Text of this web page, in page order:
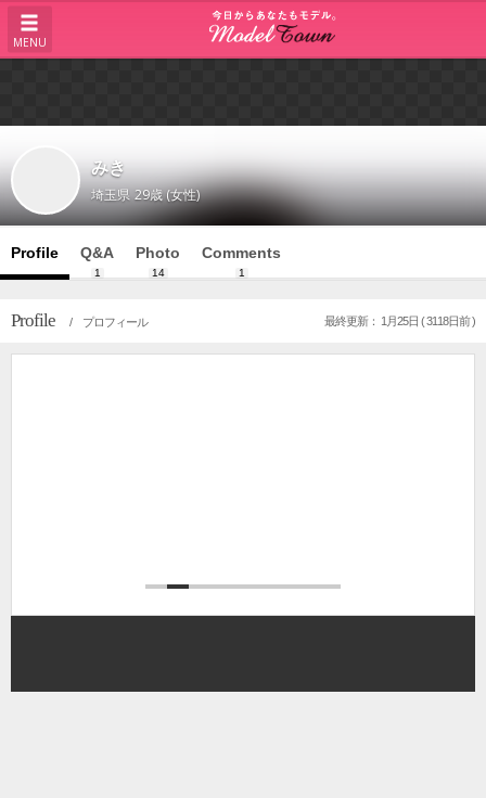
MENU
みき
埼玉県 29歳 (女性)
Profile Q&A
1
Photo
14
Comments
1
Profile / プロフィール 最終更新： 1月25日 ( 3118日前 )